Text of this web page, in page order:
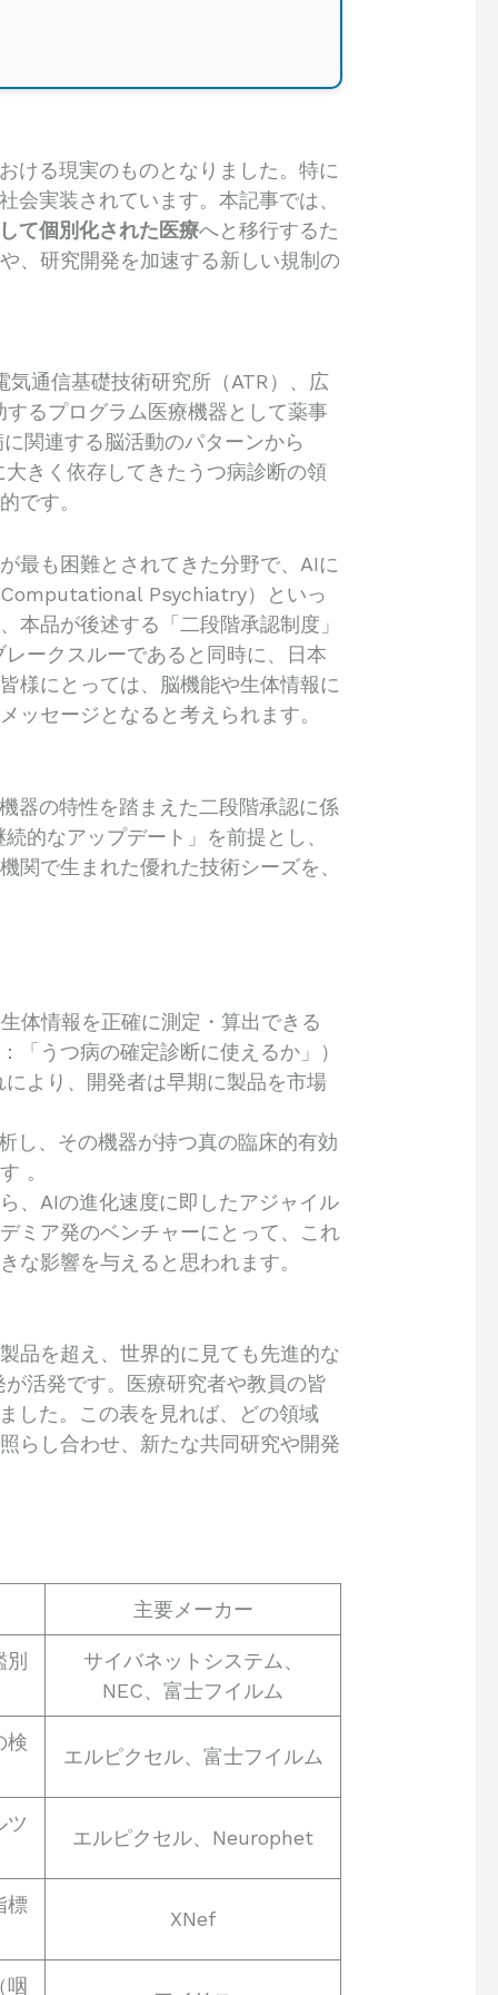
ける現実のものとなりました。特に
実装されています。本記事では、
て個別化された医療へと移行するた
、研究開発を加速する新しい規制の
通信基礎技術研究所（ATR）、広
るプログラム医療機器として薬事
関連する脳活動のパターンから
きく依存してきたうつ病診断の領
です。
最も困難とされてきた分野で、AIに
Computational Psychiatry）といっ
本品が後述する「二段階承認制度」
ークスルーであると同時に、日本
様にとっては、脳機能や生体情報に
ッセージとなると考えられます。
器の特性を踏まえた二段階承認に係
的なアップデート」を前提とし、
関で生まれた優れた技術シーズを、
体情報を正確に測定・算出できる
「うつ病の確定診断に使えるか」）
より、開発者は早期に製品を市場
し、その機器が持つ真の臨床的有効
。
、AIの進化速度に即したアジャイル
ミア発のベンチャーにとって、これ
な影響を与えると思われます。
品を超え、世界的に見ても先進的な
活発です。医療研究者や教員の皆
した。この表を見れば、どの領域
らし合わせ、新たな共同研究や開発
主要メーカー
サイバネットシステム、
NEC、富士フイルム
検
エルピクセル、富士フイルム
ツ
エルピクセル、Neurophet
標
XNef
咽